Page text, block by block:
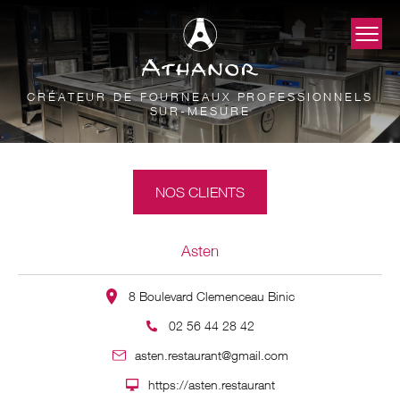
CRÉATEUR DE FOURNEAUX PROFESSIONNELS
SUR-MESURE
NOS CLIENTS
Asten
8 Boulevard Clemenceau Binic
02 56 44 28 42
asten.restaurant@gmail.com
https://asten.restaurant